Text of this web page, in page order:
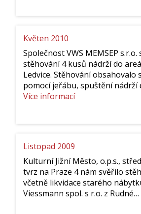
Květen 2010
Společnost VWS MEMSEP
stěhování 4 kusů nádrží do
Ledvice. Stěhování obsahovalo
pomocí jeřábu, spuštění nádrží
Více informací:
Listopad 2009
Kulturní Jižní Město, o.p.s.,
tvrz na Praze 4 nám svěřilo
včetně likvidace starého
Viessmann spol. s r.o. z Rudné…